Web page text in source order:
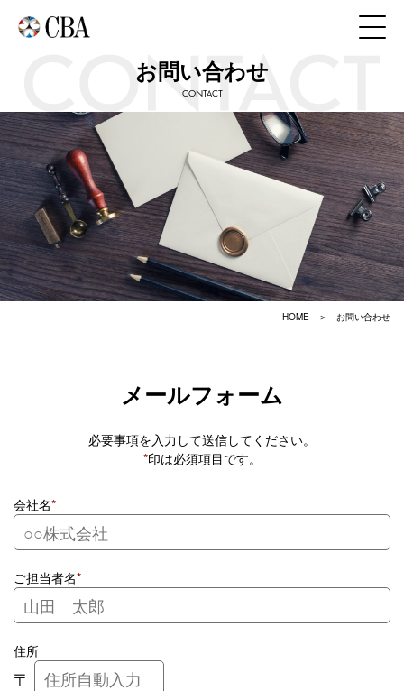
お問い合わせ
CONTACT
HOME お問い合わせ
メールフォーム
必要事項を入力して送信してください。
*印は必須項目です。
会社名*
ご担当者名*
住所
〒